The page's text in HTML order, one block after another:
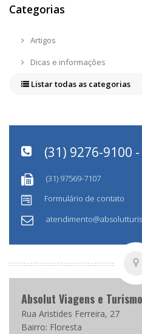
Categorias
Artigos
Dicas e informações
Listar todas as categorias
(31) 9276-9100
(31) 97569-7107
Formulário de contato
Absolut Viagens e Turismo
Rua Aristides Ferreira, 27
Bairro: Floresta